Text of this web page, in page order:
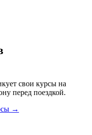
свои курсы на
перед поездкой.
→